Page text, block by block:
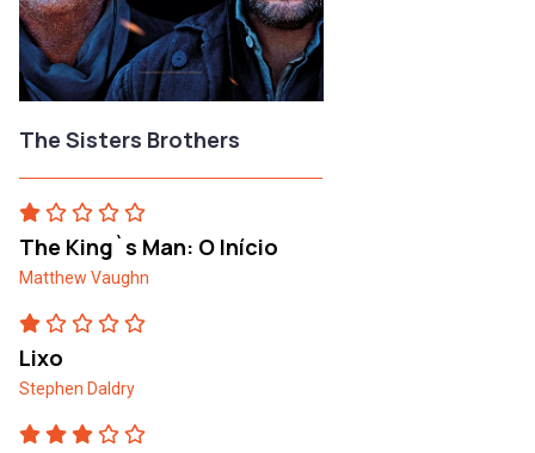
The Sisters Brothers
The King`s Man: O Início
Matthew Vaughn
Lixo
Stephen Daldry